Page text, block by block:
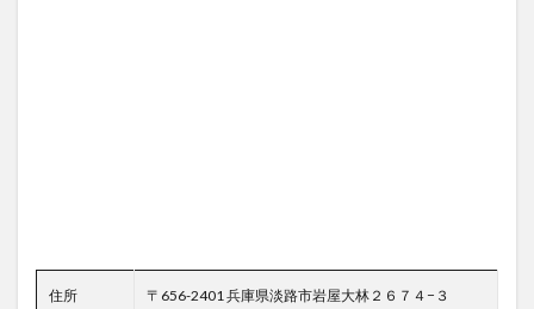
住所 〒656-2401 兵庫県淡路市岩屋大林２６７４−３